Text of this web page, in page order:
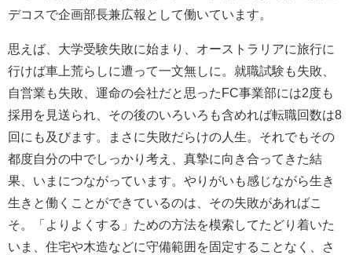
デコスで企画部長兼広報として働いています。
思えば、大学受験失敗に始まり、オーストラリアに旅行に
行けば車上荒らしに遭って一文無しに。就職試験も失敗、
自営業も失敗、運命の会社だと思ったFC事業部には2度も
採用を見送られ、その後のいろいろも含めれば転職回数は8
回にも及びます。まさに失敗だらけの人生。それでもその
都度自分の中でしっかり考え、真摯に向き合ってきた結
果、いまにつながっています。やりがいも感じながら生き
生きと働くことができているのは、その失敗があればこ
そ。「よりよくする」ための方法を模索してたどり着いた
いま、住宅や木造などに守備範囲を固定することなく、さ